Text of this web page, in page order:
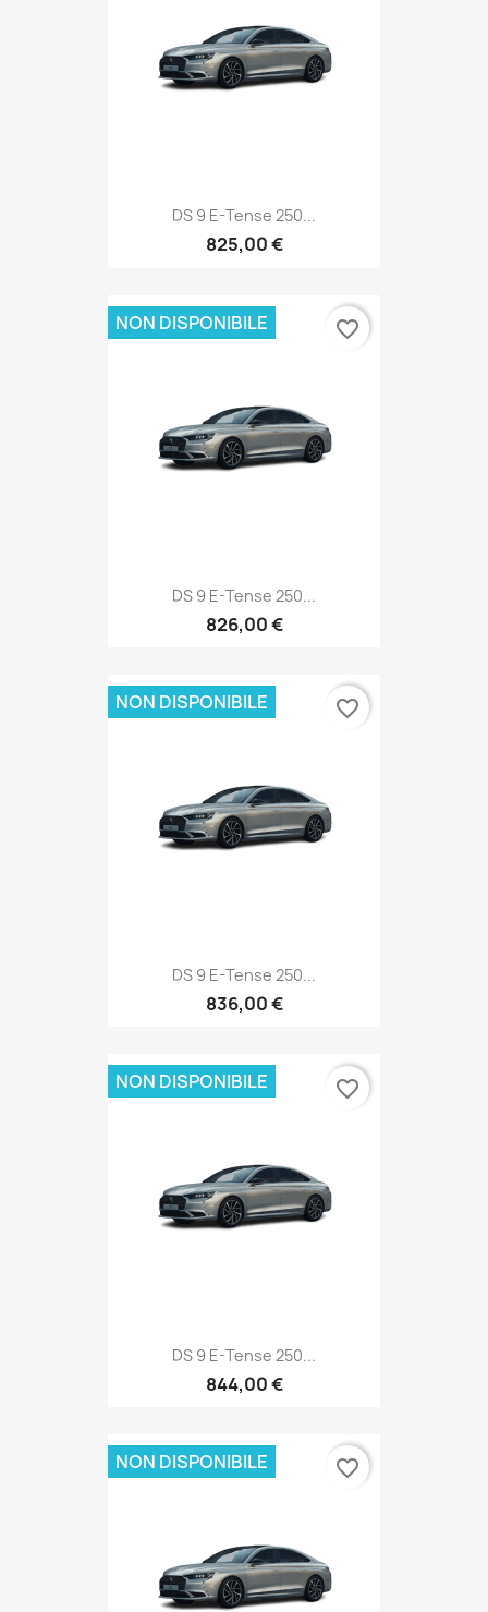
DS 9 E-Tense 250...
825,00 €
DS 9 E-Tense 250...
826,00 €
NON DISPONIBILE favorite_border
DS 9 E-Tense 250...
836,00 €
NON DISPONIBILE favorite_border
DS 9 E-Tense 250...
844,00 €
NON DISPONIBILE favorite_border
NON DISPONIBILE favorite_border